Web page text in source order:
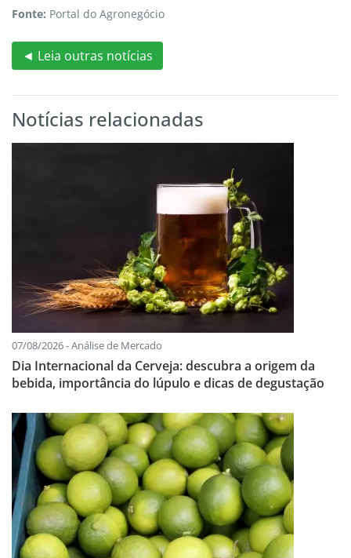
Fonte: Portal do Agronegócio
◄ Leia outras notícias
Notícias relacionadas
07/08/2026 - Análise de Mercado
Dia Internacional da Cerveja: descubra a origem da
bebida, importância do lúpulo e dicas de degustação